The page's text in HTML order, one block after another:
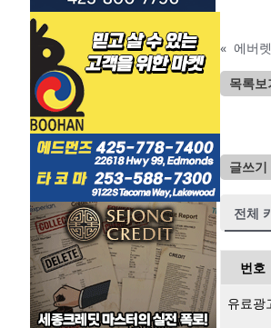
« 에버
목록보
글쓰기
전체
번호
유료광